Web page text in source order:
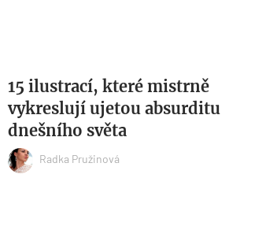
15 ilustrací, které mistrně
vykreslují ujetou absurditu
dnešního světa
Radka Pružinová